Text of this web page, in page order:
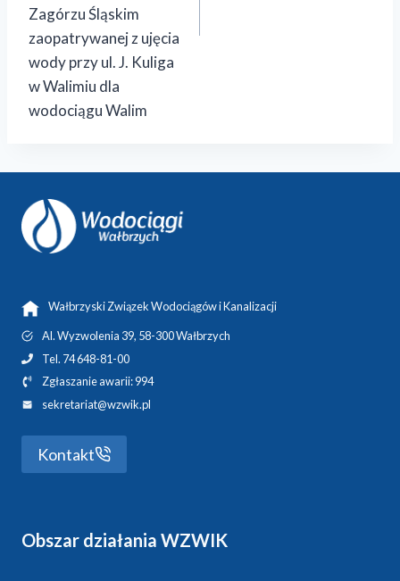
Zagórzu Śląskim
zaopatrywanej z ujęcia
wody przy ul. J. Kuliga
w Walimiu dla
wodociągu Walim
Wałbrzyski Związek Wodociągów i Kanalizacji
Al. Wyzwolenia 39, 58-300 Wałbrzych
Tel. 74 648-81-00
Zgłaszanie awarii: 994
sekretariat@wzwik.pl
Kontakt
Obszar działania WZWIK